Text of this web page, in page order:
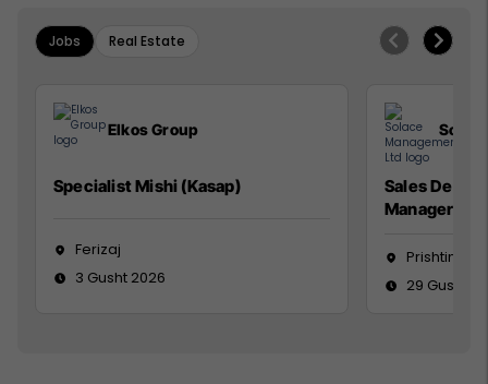
Jobs Real Estate
Elkos Group
Specialist Mishi (Kasap)
Ferizaj
3 Gusht 2026
Sales
Manager
Prishtinë
29 Gusht